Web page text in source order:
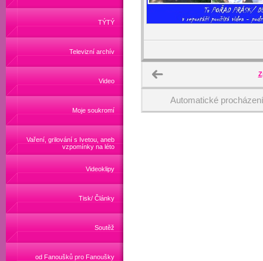
TÝTÝ
Televizní archív
Video
Moje soukromí
Vaření, grilování s Ivetou, aneb
vzpomínky na léto
Videoklipy
Tisk/ Články
Soutěž
od Fanoušků pro Fanoušky
Automatické